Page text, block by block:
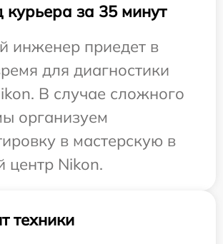
курьера за 35 минут
инженер приедет в
для диагностики
В случае сложного
организуем
в мастерскую в
центр Nikon.
техники